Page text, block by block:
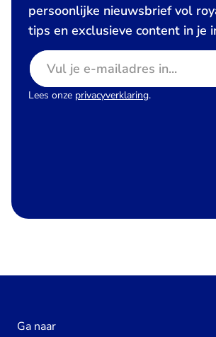
persoonlijke nieuwsbrief vol
tips en exclusieve content in je
E-mailadres
Lees onze privacyverklaring.
Ga naar